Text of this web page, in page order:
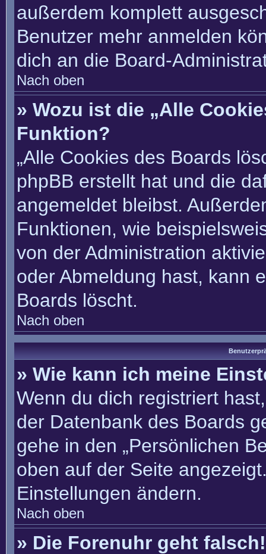
außerdem komplett
Benutzer mehr anmelden
dich an die Board-
Nach oben
» Wozu ist die „Alle
Funktion?
„Alle Cookies des Boards
phpBB erstellt hat und die
angemeldet bleibst.
Funktionen, wie
von der Administration
oder Abmeldung hast, kann
Boards löscht.
Nach oben
» Wie kann ich meine
Wenn du dich registriert
der Datenbank des Boards
gehe in den „Persönlichen
oben auf der Seite
Einstellungen ändern.
Nach oben
» Die Forenuhr geht falsch!